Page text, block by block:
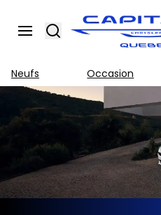
Search
Neufs Occasion